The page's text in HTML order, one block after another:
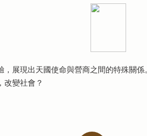
，展現出天國使命與營商之間的特殊關
改變社會？